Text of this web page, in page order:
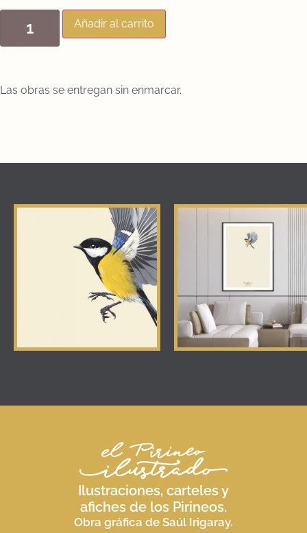
Añadir al carrito
Las obras se entregan sin enmarcar.
Ilustraciones, carteles y
afiches de los Pirineos.
Obra gráfica de Saúl Irigaray.